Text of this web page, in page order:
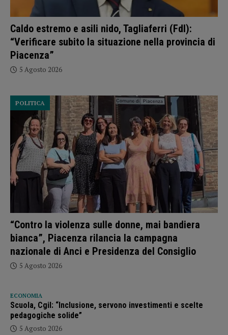
Caldo estremo e asili nido, Tagliaferri (FdI):
“Verificare subito la situazione nella provincia di
Piacenza”
5 Agosto 2026
“Contro la violenza sulle donne, mai bandiera
bianca”, Piacenza rilancia la campagna
nazionale di Anci e Presidenza del Consiglio
POLITICA
5 Agosto 2026
ECONOMIA
Scuola, Cgil: “Inclusione, servono investimenti e scelte
pedagogiche solide”
5 Agosto 2026